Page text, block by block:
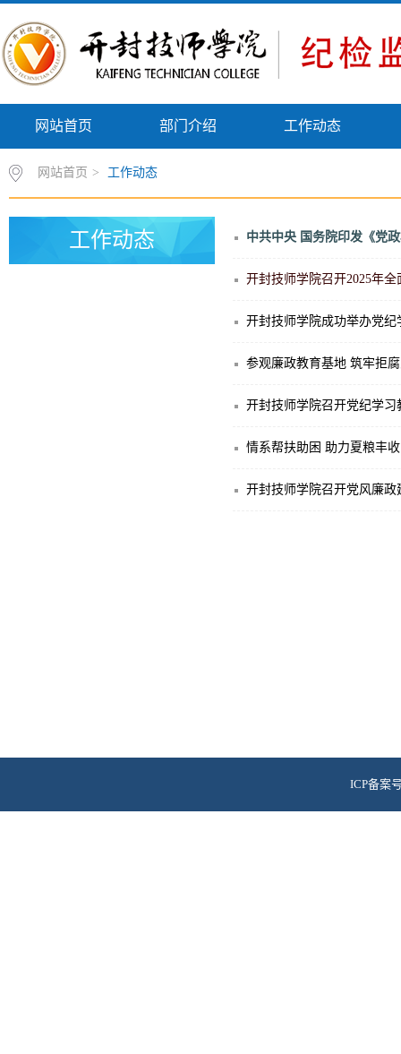
网站首页 部门介绍 工作动态
网站首页 > 工作动态
工作动态 中共中央 国务院印发《党
开封技师学院召开2025年
开封技师学院成功举办党纪
参观廉政教育基地 筑牢拒
开封技师学院召开党纪学习
情系帮扶助困 助力夏粮丰收
开封技师学院召开党风廉
ICP备案